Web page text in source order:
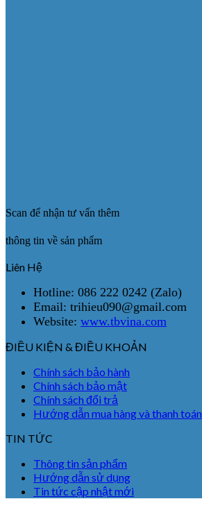
Scan để nhận tư vấn thêm
thông tin về sản phẩm
Liên Hệ
Hotline: 086 222 0242 (Zalo)
Email: trihieu090@gmail.com
Website: www.tbvina.com
ĐIỀU KIỆN & ĐIỀU KHOẢN
Chính sách bảo hành
Chính sách bảo mật
Chính sách đổi trả
Hướng dẫn mua hàng và thanh toán
TIN TỨC
Thông tin sản phẩm
Hướng dẫn sử dụng
Tin tức cập nhật mới